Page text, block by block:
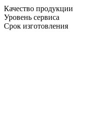
Качество продукции
Уровень сервиса
Срок изготовления